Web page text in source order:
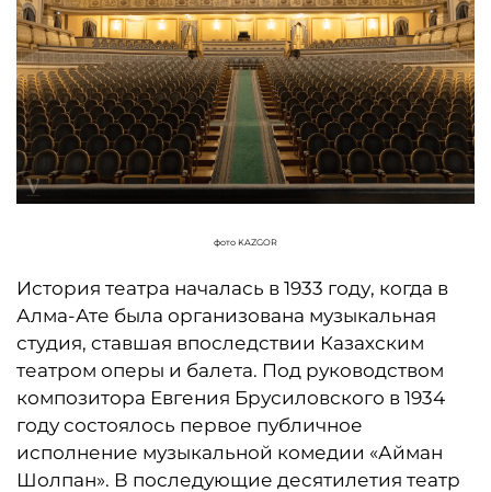
фото KAZGOR
История театра началась в 1933 году, когда в
Алма-Ате была организована музыкальная
студия, ставшая впоследствии Казахским
театром оперы и балета. Под руководством
композитора Евгения Брусиловского в 1934
году состоялось первое публичное
исполнение музыкальной комедии «Айман
Шолпан». В последующие десятилетия театр